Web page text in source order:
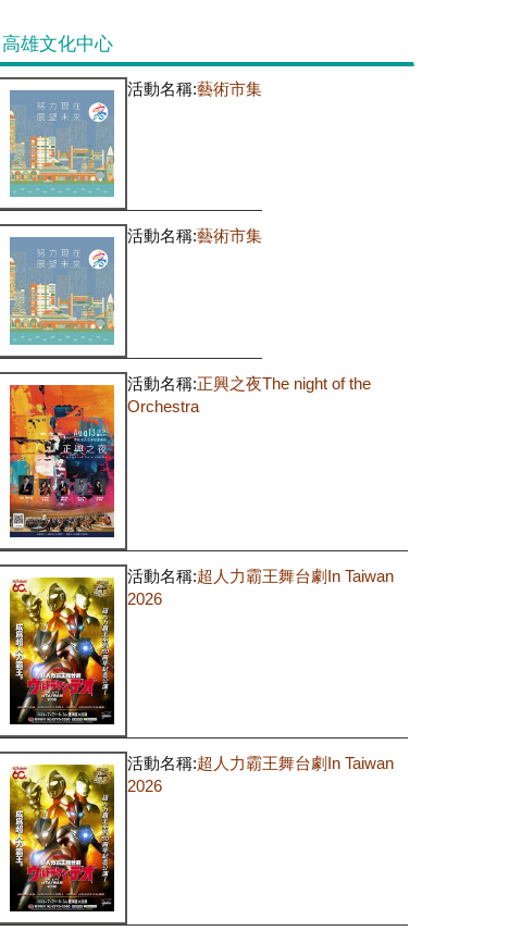
高雄文化中心
活動名稱:藝術市集
活動名稱:藝術市集
活動名稱:正興之夜The night of the
Orchestra
活動名稱:超人力霸王舞台劇In Taiwan
2026
活動名稱:超人力霸王舞台劇In Taiwan
2026